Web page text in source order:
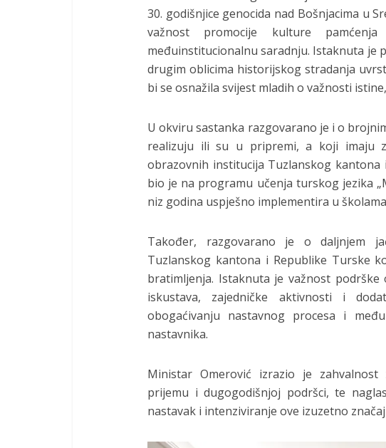
30. godišnjice genocida nad Bošnjacima u
važnost promocije kulture
međuinstitucionalnu saradnju. Istaknuta je
drugim oblicima historijskog stradanja
bi se osnažila svijest mladih o važnosti
U okviru sastanka razgovarano je i o
realizuju ili su u pripremi, a koji imaju
obrazovnih institucija Tuzlanskog kantona
bio je na programu učenja turskog jezika
niz godina uspješno implementira u
Također, razgovarano je o daljnjem
Tuzlanskog kantona i Republike Turske
bratimljenja. Istaknuta je važnost
iskustava, zajedničke aktivnosti i
obogaćivanju nastavnog procesa i
nastavnika.
Ministar Omerović izrazio je zahvalnost
prijemu i dugogodišnjoj podršci, te
nastavak i intenziviranje ove izuzetno